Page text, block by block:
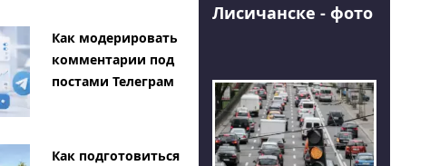
Как модерировать
комментарии под
постами Телеграм
Как подготовиться
Лисичанске - фото